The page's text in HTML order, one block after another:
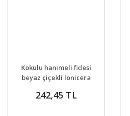
Kokulu hanımeli fidesi
beyaz çiçekli lonicera
242,45 TL